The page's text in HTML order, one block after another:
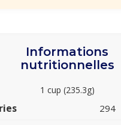
Informations
nutritionnelles
1 cup (235.3g)
294